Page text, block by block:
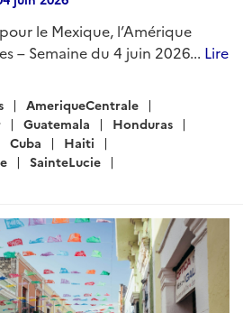
le Mexique, l’Amérique
– Semaine du 4 juin 2026... Lire
AmeriqueCentrale
Guatemala
Honduras
Cuba
Haiti
SainteLucie